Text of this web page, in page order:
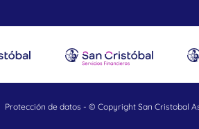
Protección de datos - © Copyright San Cristobal